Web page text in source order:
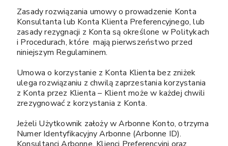
Zasady rozwiązania umowy o prowadzenie Konta
Konsultanta lub Konta Klienta Preferencyjnego, lub
zasady rezygnacji z Konta są określone w Politykach
i Procedurach, które mają pierwszeństwo przed
niniejszym Regulaminem.
Umowa o korzystanie z Konta Klienta bez zniżek
ulega rozwiązaniu z chwilą zaprzestania korzystania
z Konta przez Klienta – Klient może w każdej chwili
zrezygnować z korzystania z Konta.
Jeżeli Użytkownik założy w Arbonne Konto, otrzyma
Numer Identyfikacyjny Arbonne (Arbonne ID).